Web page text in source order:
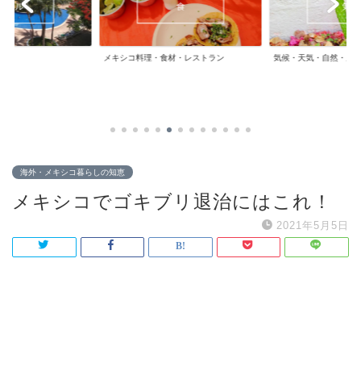
メキシコ料理・食材・レストラン 気候・天気・自然・風
海外・メキシコ暮らしの知恵
メキシコでゴキブリ退治にはこれ！
2021年5月5日